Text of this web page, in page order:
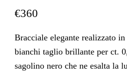
Prezzo oggi
€360
Bracciale elegante realizzato
bianchi taglio brillante per ct.
sagolino nero che ne esalta la